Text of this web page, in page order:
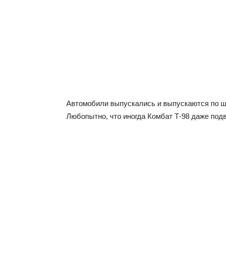
Автомобили выпускались и выпускаются по
Любопытно, что иногда Комбат Т-98 даже